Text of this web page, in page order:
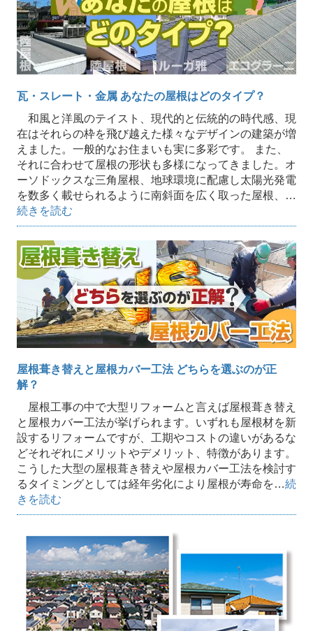
瓦・スレート・金属 あなたの屋根はどのタイプ？
和風と洋風のテイスト、現代的と伝統的の時代感、現
在はそれらの枠を飛び越えた様々なデザインの建築が増
えました。一般的なお住まいも実に多彩です。 また、
それに合わせて屋根の形状も多様になってきました。オ
ーソドックスな三角屋根、地球環境に配慮し太陽光発電
を数多く載せられるように南斜面を広く取った屋根、…
続きを読む
屋根葺き替えと屋根カバー工法 どちらを選ぶのが正
解？
屋根工事の中で大型リフォームと言えば屋根葺き替え
と屋根カバー工法が挙げられます。いずれも屋根材を新
設するリフォームですが、工期やコストの違いがあるな
どそれぞれにメリットやデメリット、特徴があります。
こうした大型の屋根葺き替えや屋根カバー工法を検討す
るタイミングとしては経年劣化により屋根が寿命を…続
きを読む